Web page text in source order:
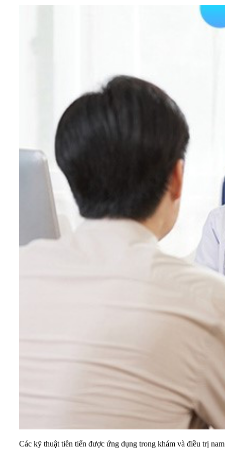
Các kỹ thuật tiên tiến được ứng dụng trong khám và điều trị